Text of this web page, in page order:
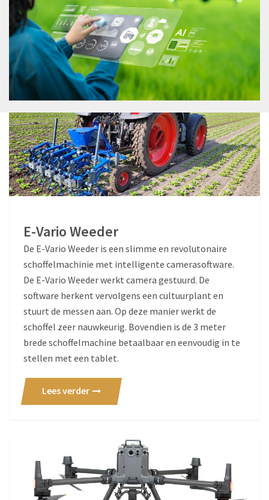
E-Vario Weeder
De E-Vario Weeder is een slimme en revolutonaire
schoffelmachinie met intelligente camerasoftware.
De E-Vario Weeder werkt camera gestuurd. De
software herkent vervolgens een cultuurplant en
stuurt de messen aan. Op deze manier werkt de
schoffel zeer nauwkeurig. Bovendien is de 3 meter
brede schoffelmachine betaalbaar en eenvoudig in te
stellen met een tablet.
Lees verder